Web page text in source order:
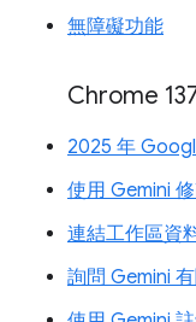
無障礙功能
Chrome
2025 年
使用 Gemini
連結工作區資
詢問 Gemini